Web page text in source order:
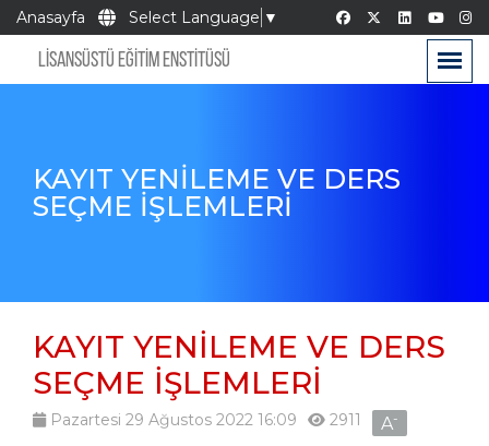
Anasayfa Select Language ▼
LİSANSÜSTÜ EĞİTİM ENSTİTÜSÜ
KAYIT YENİLEME VE DERS
SEÇME İŞLEMLERİ
KAYIT YENİLEME VE DERS
SEÇME İŞLEMLERİ
Pazartesi 29 Ağustos 2022 16:09 2911 A-